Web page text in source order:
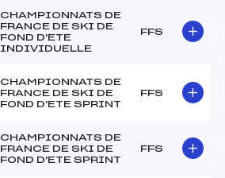
CHAMPIONNATS DE
FRANCE DE SKI DE
FOND D'ETE
INDIVIDUELLE
FFS
CHAMPIONNATS DE
FRANCE DE SKI DE
FOND D'ETE SPRINT
FFS
CHAMPIONNATS DE
FRANCE DE SKI DE
FOND D'ETE SPRINT
FFS